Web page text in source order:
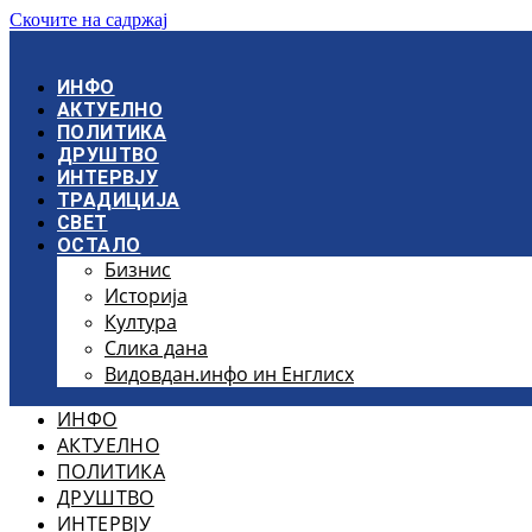
Скочите на садржај
ИНФО
АКТУЕЛНО
ПОЛИТИКА
ДРУШТВО
ИНТЕРВЈУ
ТРАДИЦИЈА
СВЕТ
ОСТАЛО
Бизнис
Историја
Култура
Слика дана
Видовдан.инфо ин Енглисх
ИНФО
АКТУЕЛНО
ПОЛИТИКА
ДРУШТВО
ИНТЕРВЈУ